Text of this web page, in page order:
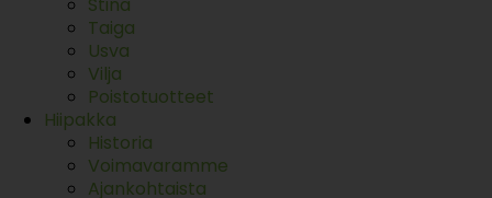
Taiga
Usva
Vilja
Poistotuotteet
Hiipakka
Historia
Voimavaramme
Ajankohtaista